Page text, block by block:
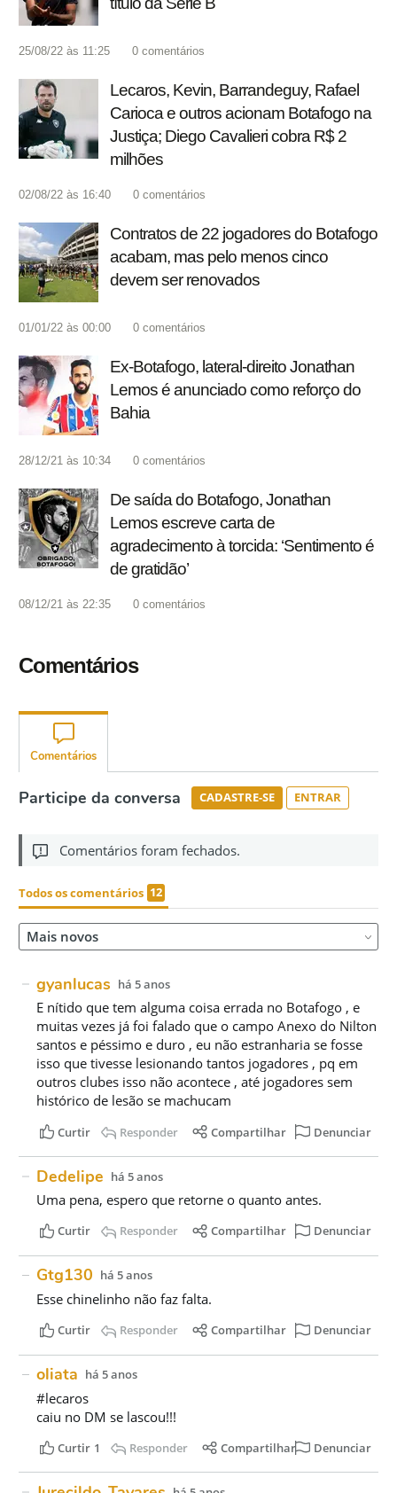
25/08/22 às 11:25 0 comentários
Lecaros, Kevin, Barrandeguy, Rafael
Carioca e outros acionam Botafogo na
Justiça; Diego Cavalieri cobra R$ 2
milhões
02/08/22 às 16:40 0 comentários
Contratos de 22 jogadores do Botafogo
acabam, mas pelo menos cinco
devem ser renovados
01/01/22 às 00:00 0 comentários
Ex-Botafogo, lateral-direito Jonathan
Lemos é anunciado como reforço do
Bahia
28/12/21 às 10:34 0 comentários
De saída do Botafogo, Jonathan
Lemos escreve carta de
agradecimento à torcida: ‘Sentimento é
de gratidão’
08/12/21 às 22:35 0 comentários
Comentários